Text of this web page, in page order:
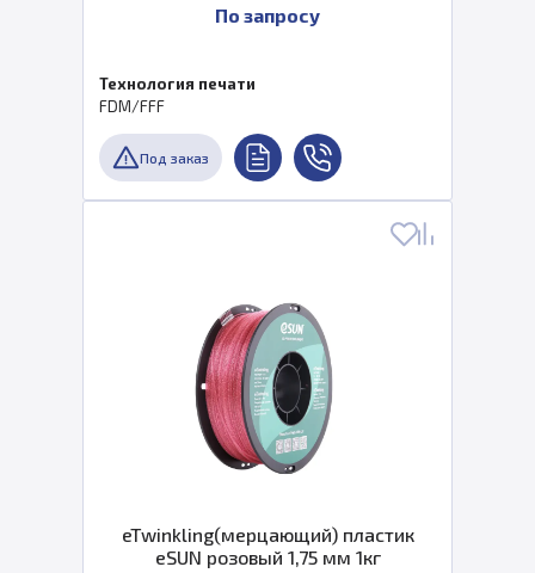
По запросу
Технология печати
FDM/FFF
Под заказ
eTwinkling(мерцающий) пластик
eSUN розовый 1,75 мм 1кг